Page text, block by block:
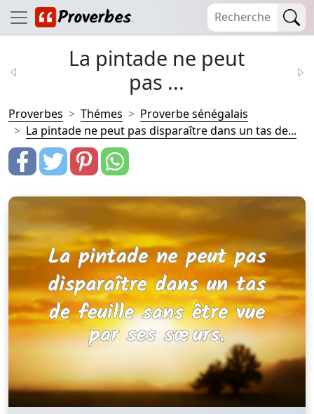
La pintade ne peut
pas ...
Proverbes Thémes
Proverbe sénégalais
La pintade ne peut pas disparaître dans un tas de...